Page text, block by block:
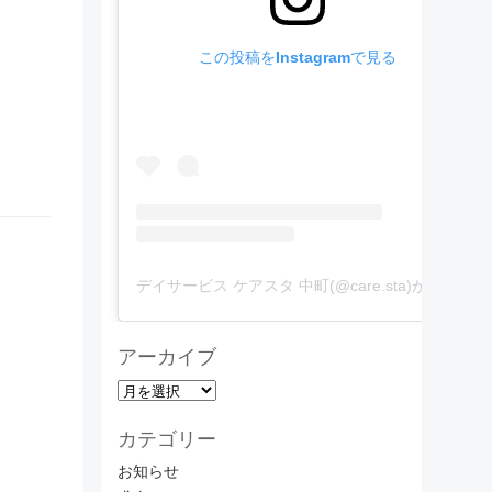
この投稿をInstagramで見る
アーカイブ
ア
カ
イ
カテゴリー
お知らせ